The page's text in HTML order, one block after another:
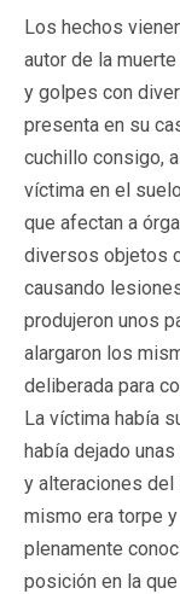
Los hechos
autor de la
y golpes con
presenta en su
cuchillo consigo,
víctima en el
que afectan a
diversos objetos
causando
produjeron unos
alargaron los
deliberada para
La víctima había
había dejado
y alteraciones del
mismo era torpe
plenamente
posición en la